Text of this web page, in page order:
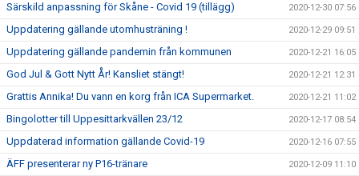
Särskild anpassning för Skåne - Covid 19 (tillägg) 2020-12-30 07:56
Uppdatering gällande utomhusträning ! 2020-12-29 09:51
Uppdatering gällande pandemin från kommunen 2020-12-21 16:05
God Jul & Gott Nytt År! Kansliet stängt! 2020-12-21 12:31
Grattis Annika! Du vann en korg från ICA Supermarket. 2020-12-21 11:02
Bingolotter till Uppesittarkvällen 23/12 2020-12-17 08:54
Uppdaterad information gällande Covid-19 2020-12-16 07:55
ÄFF presenterar ny P16-tränare 2020-12-09 11:10